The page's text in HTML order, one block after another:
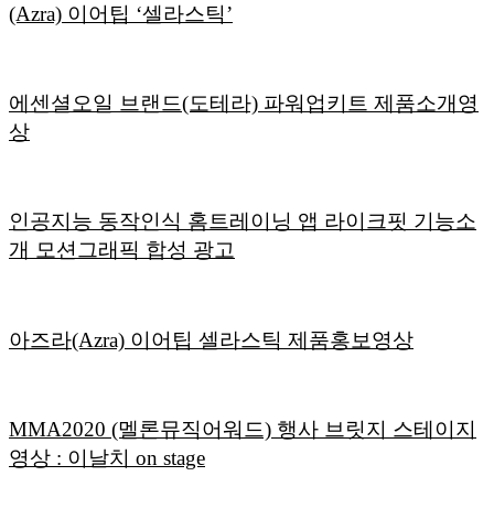
(Azra) 이어팁 ‘셀라스틱’
에센셜오일 브랜드(도테라) 파워업키트 제품소개영
상
인공지능 동작인식 홈트레이닝 앱 라이크핏 기능소
개 모션그래픽 합성 광고
아즈라(Azra) 이어팁 셀라스틱 제품홍보영상
MMA2020 (멜론뮤직어워드) 행사 브릿지 스테이지
영상 : 이날치 on stage